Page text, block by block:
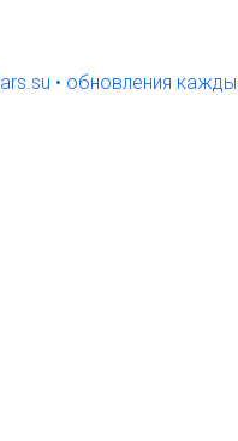
• обновления каждый